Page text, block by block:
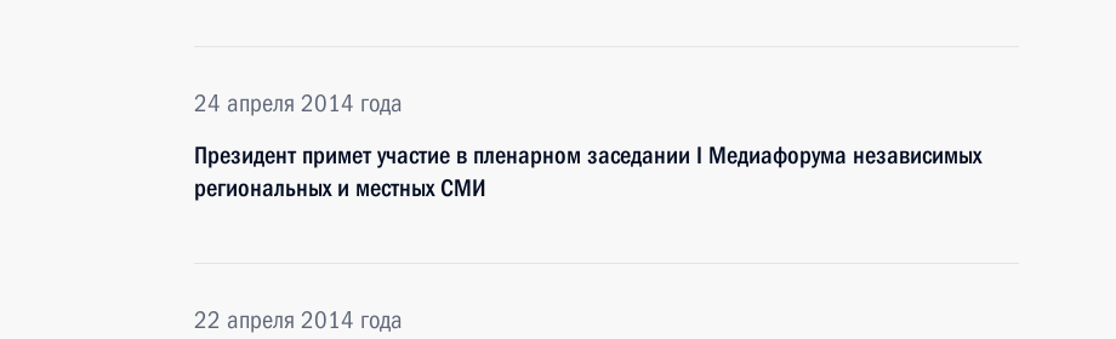
24 апреля 2014 года
Президент примет участие в пленарном заседании I Медиафорума независимых
региональных и местных СМИ
22 апреля 2014 года